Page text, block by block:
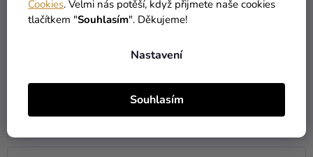
Cookies. Velmi nás potěší, když přijmete naše cookies
tlačítkem "Souhlasím". Děkujeme!
Nastavení
Souhlasím
Minnie Mouse
Moana ( Vaiana )